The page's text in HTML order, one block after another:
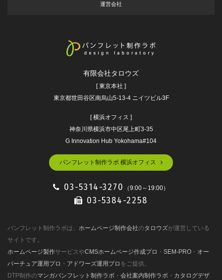
運営会社
有限会社タロウズ
[ 東京本社 ]
東京都世田谷区南烏山5-13-4 ニイツビル3F
[ 横浜オフィス ]
神奈川県横浜市中区尾上町3-35
G Innovation Hub Yokohama#104
パンフレット制作ラボ 横浜オフィス
03-5314-3270 （9:00～19:00）
03-5384-2258
パンフレット制作ラボは、 ホームページ制作会社のタロウズが運営している
サイトです。
ホームページ製作サービスやCMSホームページ作成プロ ・ SEM-PRO ・ オー
バーチュア運用プロ ・ アドワーズ運用プロ をご提供。
DTP制作のマンガパンフレット制作ラボ ・ 会社案内制作ラボ ・ カタログデザ